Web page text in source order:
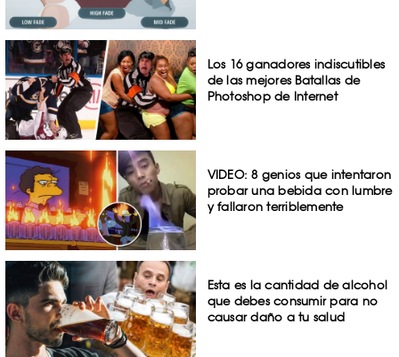
Los 16 ganadores indiscutibles
de las mejores Batallas de
Photoshop de Internet
VIDEO: 8 genios que intentaron
probar una bebida con lumbre
y fallaron terriblemente
Esta es la cantidad de alcohol
que debes consumir para no
causar daño a tu salud